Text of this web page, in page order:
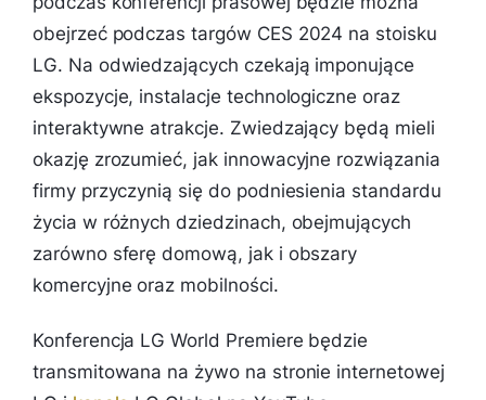
obejrzeć podczas targów CES 2024 na stoisku
LG. Na odwiedzających czekają imponujące
ekspozycje, instalacje technologiczne oraz
interaktywne atrakcje. Zwiedzający będą mieli
okazję zrozumieć, jak innowacyjne rozwiązania
firmy przyczynią się do podniesienia standardu
życia w różnych dziedzinach, obejmujących
zarówno sferę domową, jak i obszary
komercyjne oraz mobilności.
Konferencja LG World Premiere będzie
transmitowana na żywo na stronie internetowej